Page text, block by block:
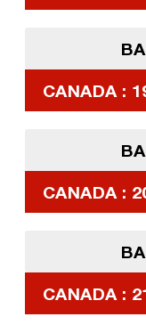
CANADA :
CANADA :
CANADA :